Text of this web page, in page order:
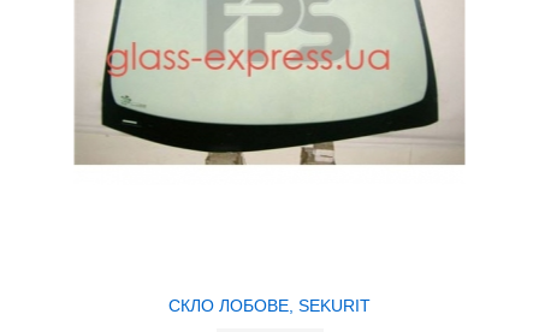
СКЛО ЛОБОВЕ, SEKURIT